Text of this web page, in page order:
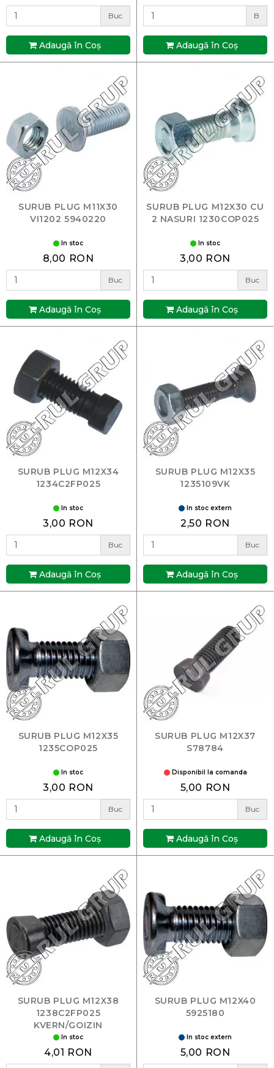
Buc
Adaugă în Coş
B
Adaugă în Coş
SURUB PLUG M11X30
VI1202 5940220
In stoc
8,00 RON
Buc
Adaugă în Coş
SURUB PLUG M12X30 CU
2 NASURI 1230COP025
In stoc
3,00 RON
Buc
Adaugă în Coş
SURUB PLUG M12X34
1234C2FP025
In stoc
3,00 RON
Buc
Adaugă în Coş
SURUB PLUG M12X35
1235109VK
In stoc extern
2,50 RON
Buc
Adaugă în Coş
SURUB PLUG M12X35
1235COP025
In stoc
3,00 RON
Buc
Adaugă în Coş
SURUB PLUG M12X37
S78784
Disponibil la comanda
5,00 RON
Buc
Adaugă în Coş
SURUB PLUG M12X38
1238C2FP025
KVERN/GOIZIN
In stoc
4,01 RON
SURUB PLUG M12X40
5925180
In stoc extern
5,00 RON